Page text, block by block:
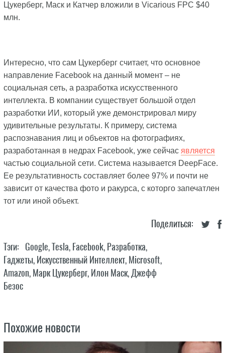
Цукерберг, Маск и Катчер вложили в Vicarious FPC $40
млн.
Интересно, что сам Цукерберг считает, что основное
направление Facebook на данный момент – не
социальная сеть, а разработка искусственного
интеллекта. В компании существует большой отдел
разработки ИИ, который уже демонстрировал миру
удивительные результаты. К примеру, система
распознавания лиц и объектов на фотографиях,
разработанная в недрах Facebook, уже сейчас является
частью социальной сети. Система называется DeepFace.
Ее результативность составляет более 97% и почти не
зависит от качества фото и ракурса, с которго запечатлен
тот или иной объект.
Поделиться:
Тэги: Google,Tesla, Facebook, Разработка,
Гаджеты, Искусственный Интеллект, Microsoft,
Amazon, Марк Цукерберг, Илон Маск,Джефф
Безос
Похожие новости